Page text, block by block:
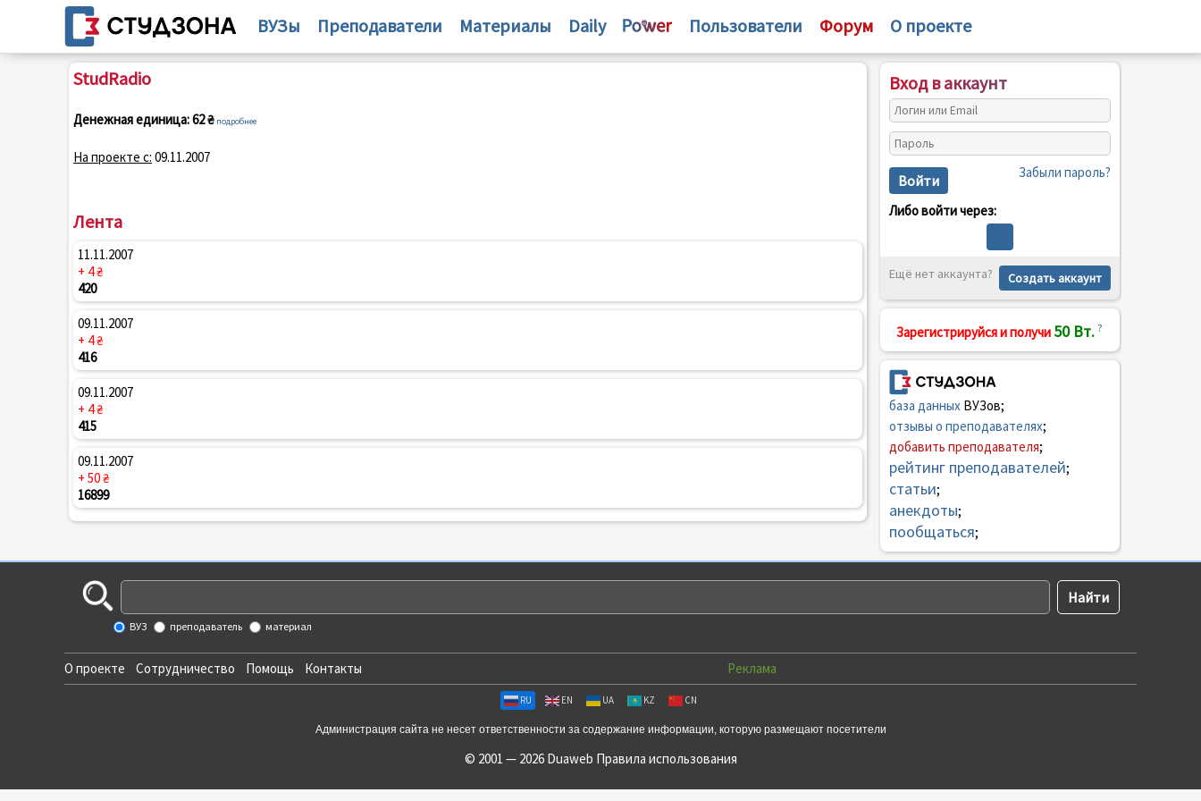
ВУЗы Преподаватели Материалы Daily Пользователи Форум О проекте
StudRadio
Денежная единица:62 ₴ подробнее
На проекте с: 09.11.2007
Лента
11.11.2007
+ 4 ₴
420
09.11.2007
+ 4 ₴
416
09.11.2007
+ 4 ₴
415
09.11.2007
+ 50 ₴
16899
Вход в аккаунт
Войти Забыли пароль?
Либо войти через:
Ещё нет аккаунта? Создать аккаунт
Зарегистрируйся и получи 50 Вт. ?
база данныхВУЗов;
отзывы о преподавателях;
добавить преподавателя;
рейтинг преподавателей;
статьи;
анекдоты;
пообщаться;
ВУЗ преподаватель материал
О проекте Сотрудничество Помощь Контакты Реклама
RU EN UA KZ CN
Администрация сайта не несет ответственности за содержание информации, которую размещают посетители
© 2001 — 2026 Duaweb Правила использования